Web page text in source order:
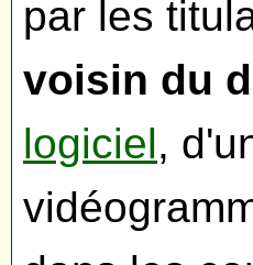
par les
voisin du
logiciel,